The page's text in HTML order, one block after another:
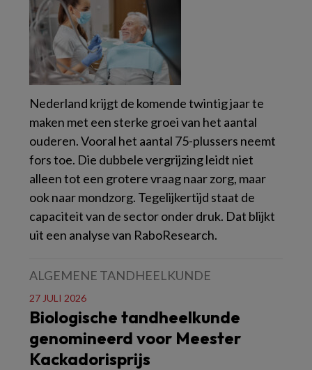
Nederland krijgt de komende twintig jaar te
maken met een sterke groei van het aantal
ouderen. Vooral het aantal 75-plussers neemt
fors toe. Die dubbele vergrijzing leidt niet
alleen tot een grotere vraag naar zorg, maar
ook naar mondzorg. Tegelijkertijd staat de
capaciteit van de sector onder druk. Dat blijkt
uit een analyse van RaboResearch.
ALGEMENE TANDHEELKUNDE
27 JULI 2026
Biologische tandheelkunde
genomineerd voor Meester
Kackadorisprijs